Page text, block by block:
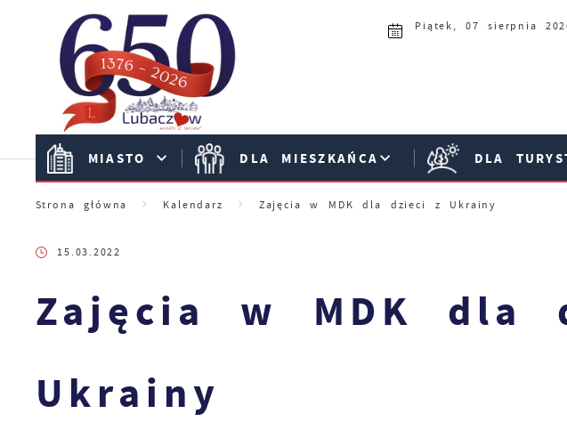
Przejdź do menu.
Przejdź do wyszukiwarki.
Przejdź do treści.
Przejdź do ustawień wielkości czcionki.
Włącz wersję kontrastową strony.
Piątek, 07 sierpnia
MIASTO DLA MIESZKAŃCA DLA
Strona główna Kalendarz Zajęcia w MDK dla dzieci z Ukrainy
15.03.2022
Zajęcia w MDK dla
Ukrainy